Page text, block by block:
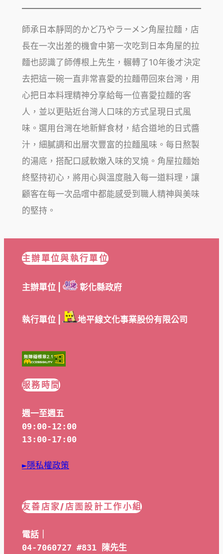
師承日本靜岡的かど乃やラーメン角屋拉麵，店
長在一次出差的機會中第一次吃到日本角屋的拉
麵也認識了師傅根上先生，輾轉了10年後才決定
去把這一碗一直非常喜愛的拉麵帶回來台灣，用
心把日本料理精神分享給每一位喜愛拉麵的客
人，並以更貼近台灣人口味的方式呈現日式風
味。選用台灣在地新鮮食材，結合道地的日式醬
汁，細膩調和出層次豐富的拉麵風味。每日熬製
的湯底，搭配口感軟嫩入味的叉燒。角屋拉麵始
終堅持初心，將用心與溫度融入每一道料理，讓
顧客在每一次品嚐中都能感受到職人精神與美味
的堅持。
主辦單位與執行單位
主辦單位 | 彰化縣政府
執行單位 | 地平線文化事業股份有限公司
服務時間
週一至週五
09:00-12:00
13:00-17:00
►隱私權政策
友善店家/店面設計工作小組
電話｜
04-7060727 #831 陳先生